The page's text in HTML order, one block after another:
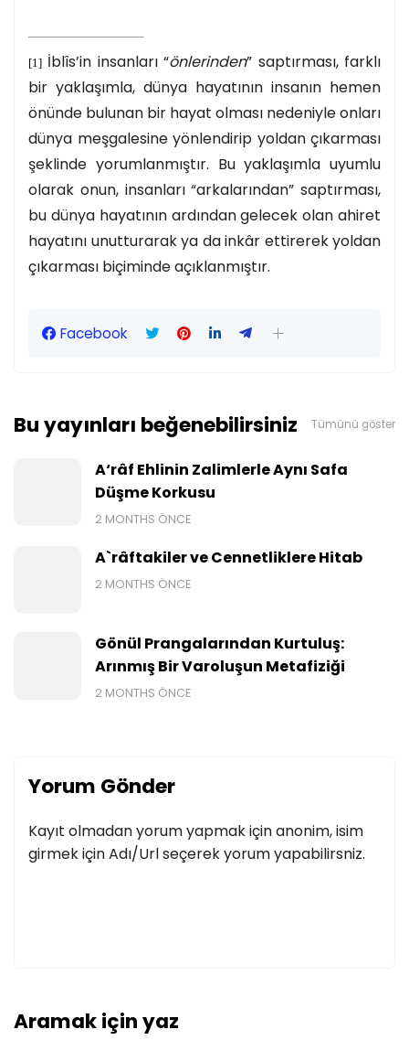
[1] İblîs’in insanları “önlerinden” saptırması, farklı
bir yaklaşımla, dünya hayatının insanın hemen
önünde bulunan bir hayat olması nedeniyle onları
dünya meşgalesine yönlendirip yoldan çıkarması
şeklinde yorumlanmıştır. Bu yaklaşımla uyumlu
olarak onun, insanları “arkalarından” saptırması,
bu dünya hayatının ardından gelecek olan ahiret
hayatını unutturarak ya da inkâr ettirerek yoldan
çıkarması biçiminde açıklanmıştır.
Facebook
Bu yayınları beğenebilirsiniz Tümünü göster
A‘râf Ehlinin Zalimlerle Aynı Safa
Düşme Korkusu
2 MONTHS ÖNCE
A`râftakiler ve Cennetliklere Hitab
2 MONTHS ÖNCE
Gönül Prangalarından Kurtuluş:
Arınmış Bir Varoluşun Metafiziği
2 MONTHS ÖNCE
Yorum Gönder
Kayıt olmadan yorum yapmak için anonim, isim
girmek için Adı/Url seçerek yorum yapabilirsniz.
Aramak için yaz